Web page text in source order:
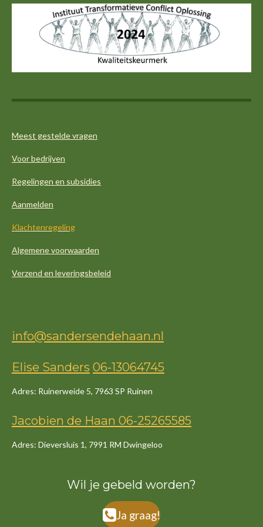
t
s
A
p
p
e
b
o
o
k
t
a
g
r
a
m
k
e
d
I
n
Meest gestelde vragen
Voor bedrijven
Regelingen en subsidies
Aanmelden
Klachtenregeling
Algemene voorwaarden
Verzend en leveringsbeleid
info@sandersendehaan.nl
Elise Sanders 06-13064745
Adres: Ruinerweide 5, 7963 SP Ruinen
Jacobien de Haan 06-25265585
Adres: Dieversluis 1, 7991 RM Dwingeloo
Wil je gebeld worden?
Ja graag!